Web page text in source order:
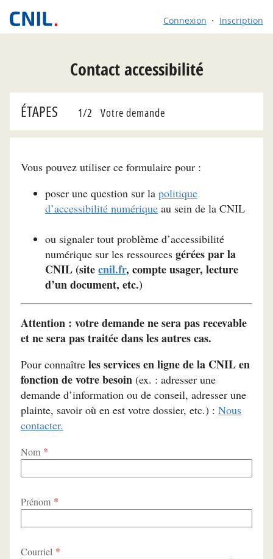
Connexion Inscription
Contact accessibilité
ÉTAPES 1 2 Votre demande
Vous pouvez utiliser ce formulaire pour :
poser une question sur la politique
d’accessibilité numérique au sein de la CNIL
ou signaler tout problème d’accessibilité
numérique sur les ressources gérées par la
CNIL (sitecnil.fr, compte usager, lecture
d’un document, etc.)
Attention : votre demande ne sera pas recevable
et ne sera pas traitée dans les autres cas.
Pour connaître les services en ligne de la CNIL en
fonction de votre besoin (ex. : adresser une
demande d’information ou de conseil, adresser une
plainte, savoir où en est votre dossier, etc.) : Nous
contacter.
Nom *
Prénom *
Courriel *